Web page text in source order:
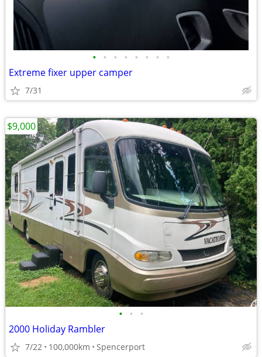
• • • • • • • •
Extreme fixer upper camper
7/31
• • •
2000 Holiday Rambler
7/22 100,000km Spencerport
$9,000